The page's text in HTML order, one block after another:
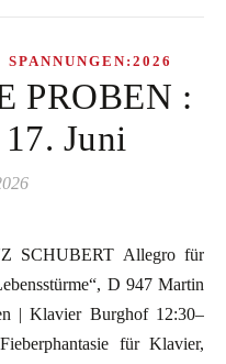
SPANNUNGEN:2026
PROBEN :
Juni
D 947 Martin
| Klavier Burghof 12:30–
für Klavier,